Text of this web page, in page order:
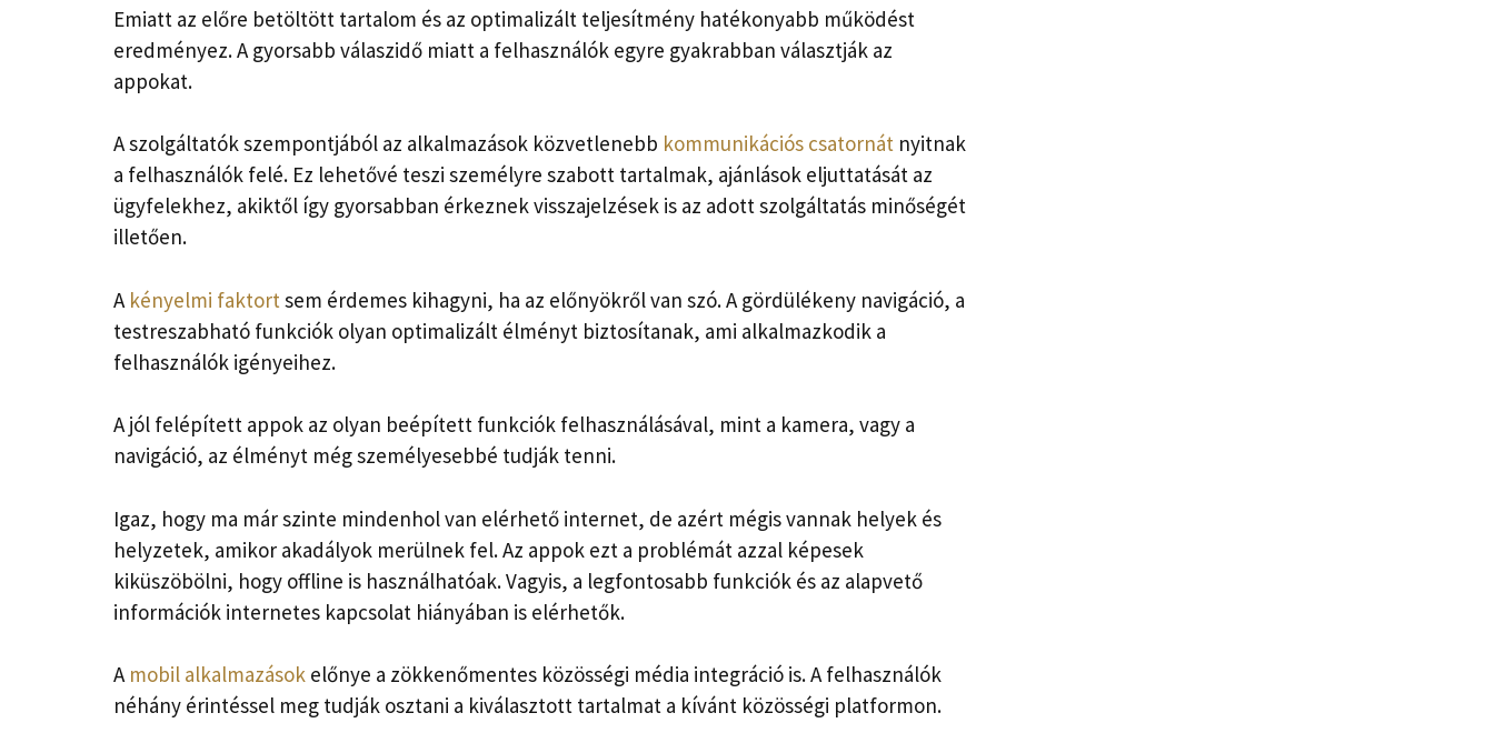
Emiatt az előre betöltött tartalom és az optimalizált teljesítmény hatékonyabb működést
eredményez. A gyorsabb válaszidő miatt a felhasználók egyre gyakrabban választják az
appokat.
A szolgáltatók szempontjából az alkalmazások közvetlenebb kommunikációs csatornát nyitnak
a felhasználók felé. Ez lehetővé teszi személyre szabott tartalmak, ajánlások eljuttatását az
ügyfelekhez, akiktől így gyorsabban érkeznek visszajelzések is az adott szolgáltatás minőségét
illetően.
A kényelmi faktortsem érdemes kihagyni, ha az előnyökről van szó. A gördülékeny navigáció, a
testreszabható funkciók olyan optimalizált élményt biztosítanak, ami alkalmazkodik a
felhasználók igényeihez.
A jól felépített appok az olyan beépített funkciók felhasználásával, mint a kamera, vagy a
navigáció, az élményt még személyesebbé tudják tenni.
Igaz, hogy ma már szinte mindenhol van elérhető internet, de azért mégis vannak helyek és
helyzetek, amikor akadályok merülnek fel. Az appok ezt a problémát azzal képesek
kiküszöbölni, hogy offline is használhatóak. Vagyis, a legfontosabb funkciók és az alapvető
információk internetes kapcsolat hiányában is elérhetők.
A mobil alkalmazások előnye a zökkenőmentes közösségi média integráció is. A felhasználók
néhány érintéssel meg tudják osztani a kiválasztott tartalmat a kívánt közösségi platformon.